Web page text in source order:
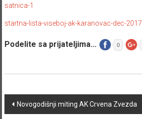
satnica-1
startna-lista-viseboj-ak-karanovac-dec-2017
Podelite sa prijateljima... 0
Post navigation
Novogodišnji miting AK Crvena Zvezda